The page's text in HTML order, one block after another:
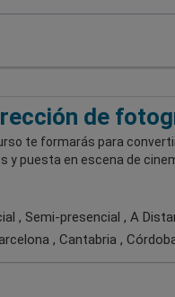
de
te formarás para
y puesta en escena de
, Semi-presencial , A
, Cantabria ,